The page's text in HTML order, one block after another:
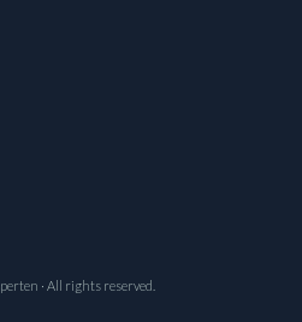
· All rights reserved.